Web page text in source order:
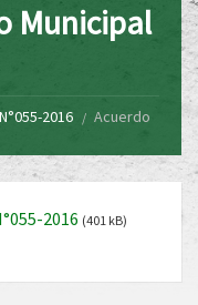
Municipal
2016
Acuerdo
2016 (401 kB)